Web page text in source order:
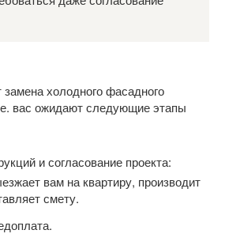
холодного фасадного
вас ожидают следующие этапы
и согласование проекта:
вам на квартиру, производит
смету.